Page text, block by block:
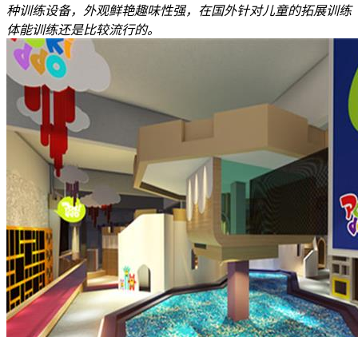
种训练设备，外观鲜艳趣味性强，在国外针对儿童的拓展训练
体能训练还是比较流行的。